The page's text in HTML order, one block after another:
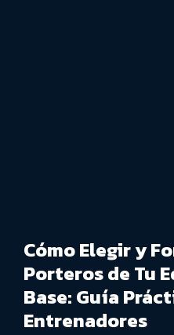
Cómo Elegir y
Porteros de Tu
Base: Guía
Entrenadores